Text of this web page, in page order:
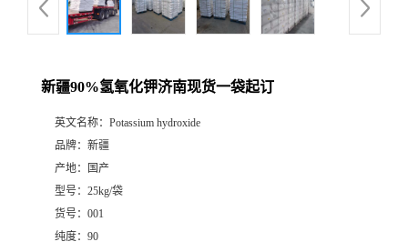
新疆90%氢氧化钾济南现货一袋起订
英文名称： Potassium hydroxide
品牌： 新疆
产地：
国产
型号： 25kg/袋
货号： 001
纯度： 90